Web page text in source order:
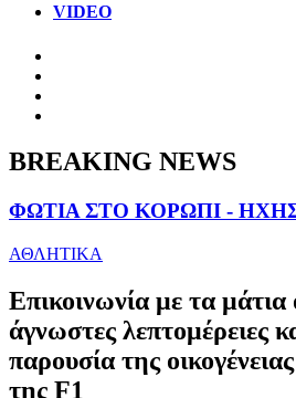
VIDEO
BREAKING NEWS
ΦΩΤΙΑ ΣΤΟ ΚΟΡΩΠΙ -
ΑΘΛΗΤΙΚΑ
Επικοινωνία με τα
άγνωστες λεπτομέρειες
παρουσία της
της F1